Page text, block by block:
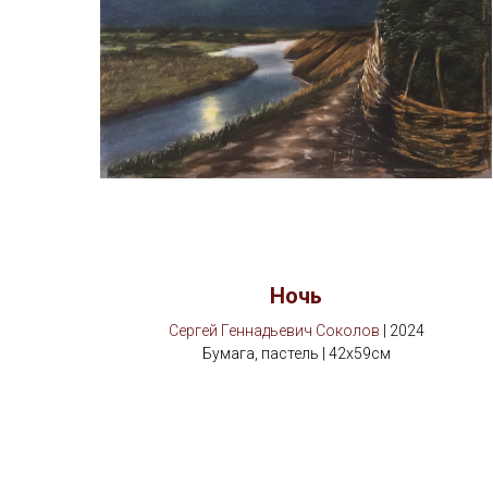
Ночь
Сергей Геннадьевич Соколов | 2024
Бумага, пастель | 42х59см